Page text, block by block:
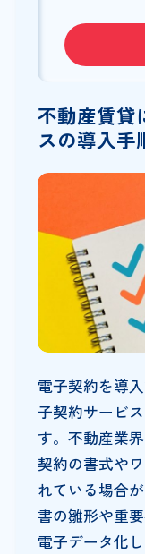
不動産賃貸
スの導入手
電子契約を導
子契約サービ
す。不動産業
契約の書式や
れている場合
書の雛形や重
電子データ化し